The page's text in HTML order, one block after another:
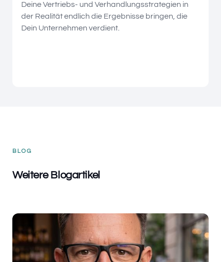
Deine Vertriebs- und Verhandlungsstrategien in
der Realität endlich die Ergebnisse bringen, die
Dein Unternehmen verdient.
BLOG
Weitere Blogartikel